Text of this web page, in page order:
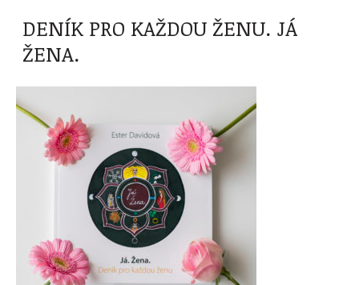
DENÍK PRO KAŽDOU ŽENU. JÁ
ŽENA.